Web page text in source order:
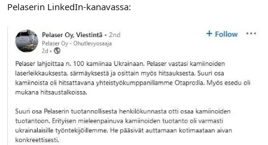
Pelaserin LinkedIn-kanavassa: